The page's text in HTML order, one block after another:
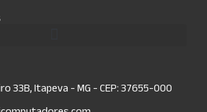
33B, Itapeva - MG - CEP: 37655-000